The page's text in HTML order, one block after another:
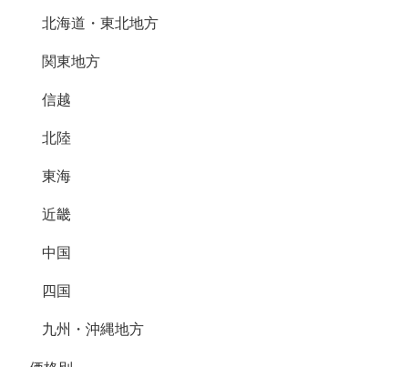
北海道・東北地方
関東地方
信越
北陸
東海
近畿
中国
四国
九州・沖縄地方